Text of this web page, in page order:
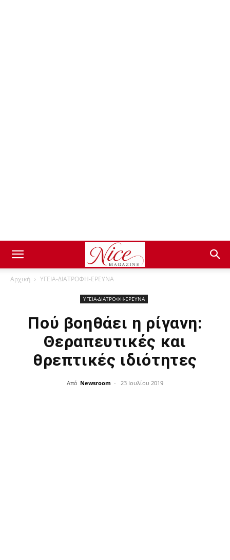
Αρχική ΥΓΕΙΑ-ΔΙΑΤΡΟΦΗ-ΕΡΕΥΝΑ
ΥΓΕΙΑ-ΔΙΑΤΡΟΦΗ-ΕΡΕΥΝΑ
Πού βοηθάει η ρίγανη:
Θεραπευτικές και
θρεπτικές ιδιότητες
Από Newsroom - 23 Ιουλίου 2019